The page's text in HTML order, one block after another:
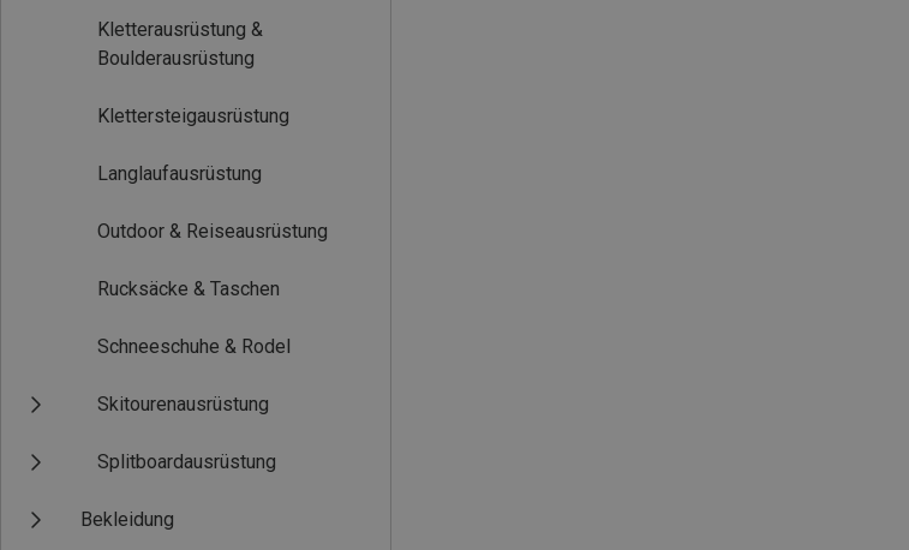
Kletterausrüstung &
Boulderausrüstung
Klettersteigausrüstung
Langlaufausrüstung
Outdoor & Reiseausrüstung
Rucksäcke & Taschen
Schneeschuhe & Rodel
Skitourenausrüstung
Splitboardausrüstung
Bekleidung